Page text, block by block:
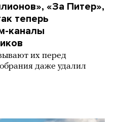
«За Питер»,
теперь
каналы
их перед
даже удалил